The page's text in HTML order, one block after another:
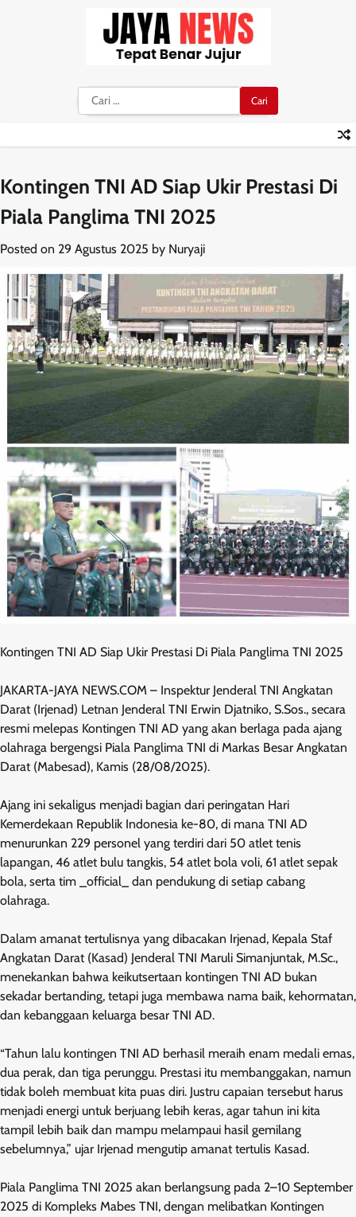
Cari
untuk:
Kontingen TNI AD Siap Ukir Prestasi Di
Piala Panglima TNI 2025
Posted on 29 Agustus 2025 by Nuryaji
Kontingen TNI AD Siap Ukir Prestasi Di Piala Panglima TNI 2025
JAKARTA-JAYA NEWS.COM – Inspektur Jenderal TNI Angkatan
Darat (Irjenad) Letnan Jenderal TNI Erwin Djatniko, S.Sos., secara
resmi melepas Kontingen TNI AD yang akan berlaga pada ajang
olahraga bergengsi Piala Panglima TNI di Markas Besar Angkatan
Darat (Mabesad), Kamis (28/08/2025).
Ajang ini sekaligus menjadi bagian dari peringatan Hari
Kemerdekaan Republik Indonesia ke-80, di mana TNI AD
menurunkan 229 personel yang terdiri dari 50 atlet tenis
lapangan, 46 atlet bulu tangkis, 54 atlet bola voli, 61 atlet sepak
bola, serta tim _official_ dan pendukung di setiap cabang
olahraga.
Dalam amanat tertulisnya yang dibacakan Irjenad, Kepala Staf
Angkatan Darat (Kasad) Jenderal TNI Maruli Simanjuntak, M.Sc.,
menekankan bahwa keikutsertaan kontingen TNI AD bukan
sekadar bertanding, tetapi juga membawa nama baik, kehormatan,
dan kebanggaan keluarga besar TNI AD.
“Tahun lalu kontingen TNI AD berhasil meraih enam medali emas,
dua perak, dan tiga perunggu. Prestasi itu membanggakan, namun
tidak boleh membuat kita puas diri. Justru capaian tersebut harus
menjadi energi untuk berjuang lebih keras, agar tahun ini kita
tampil lebih baik dan mampu melampaui hasil gemilang
sebelumnya,” ujar Irjenad mengutip amanat tertulis Kasad.
Piala Panglima TNI 2025 akan berlangsung pada 2–10 September
2025 di Kompleks Mabes TNI, dengan melibatkan Kontingen